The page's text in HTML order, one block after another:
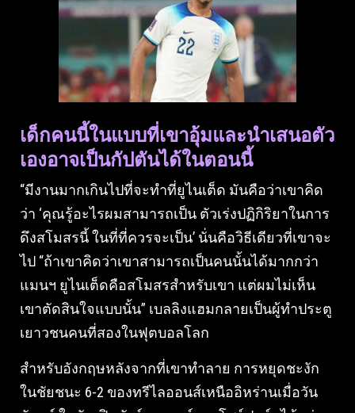
เด็กคนนี้ในแบบที่เขาอุ้มและนําเสนอตัว
เองอาจเป็นกัปตันได้ในตอนนี้
“มีงานมากเกินไปที่จะทําที่ยูไนเต็ด มันคือว่าเขาคิด
ว่า ‘คุณรู้อะไรผมสามารถเป็น ตัวเร่งปฏิกิริยาในการ
ดึงสโมสรนี้ ในที่ที่ควรจะเป็น’ นั่นคือวิธีเดียวที่เขาจะ
ไป “ถ้าเขาคิดว่าเขาสามารถเป็นคนนั้นได้มากกว่า
แมนฯ ยูไนเต็ดคือสโมสรสําหรับเขา แต่ผมไม่เห็น
เขาตัดสินใจแบบนั้น” เบลลิงแฮมกลายเป็นผู้ทําประตู
เยาวชนคนที่สองในฟุตบอลโลก
สําหรับอังกฤษหลังจากที่เขาทําลาย การหยุดชะงัก
ในชัยชนะ 6-2 ของทรีไลออนส์เหนืออิหร่านเมื่อวัน